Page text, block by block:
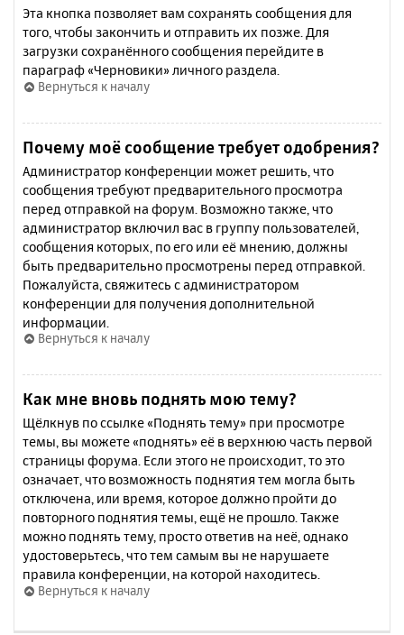
Эта кнопка позволяет вам сохранять сообщения для
того, чтобы закончить и отправить их позже. Для
загрузки сохранённого сообщения перейдите в
параграф «Черновики» личного раздела.
Вернуться к началу
Почему моё сообщение требует одобрения?
Администратор конференции может решить, что
сообщения требуют предварительного просмотра
перед отправкой на форум. Возможно также, что
администратор включил вас в группу пользователей,
сообщения которых, по его или её мнению, должны
быть предварительно просмотрены перед отправкой.
Пожалуйста, свяжитесь с администратором
конференции для получения дополнительной
информации.
Вернуться к началу
Как мне вновь поднять мою тему?
Щёлкнув по ссылке «Поднять тему» при просмотре
темы, вы можете «поднять» её в верхнюю часть первой
страницы форума. Если этого не происходит, то это
означает, что возможность поднятия тем могла быть
отключена, или время, которое должно пройти до
повторного поднятия темы, ещё не прошло. Также
можно поднять тему, просто ответив на неё, однако
удостоверьтесь, что тем самым вы не нарушаете
правила конференции, на которой находитесь.
Вернуться к началу